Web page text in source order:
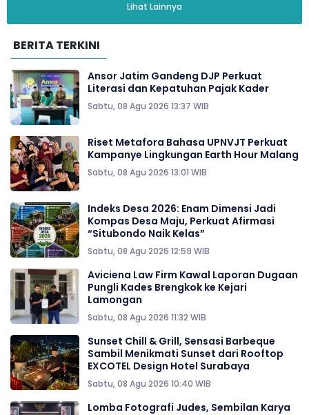
Lihat Lainnya
BERITA TERKINI
Ansor Jatim Gandeng DJP Perkuat
Literasi dan Kepatuhan Pajak Kader
Sabtu, 08 Agu 2026 13:37 WIB
Riset Metafora Bahasa UPNVJT Perkuat
Kampanye Lingkungan Earth Hour Malang
Sabtu, 08 Agu 2026 13:01 WIB
Indeks Desa 2026: Enam Dimensi Jadi
Kompas Desa Maju, Perkuat Afirmasi
“Situbondo Naik Kelas”
Sabtu, 08 Agu 2026 12:59 WIB
Aviciena Law Firm Kawal Laporan Dugaan
Pungli Kades Brengkok ke Kejari
Lamongan
Sabtu, 08 Agu 2026 11:32 WIB
Sunset Chill & Grill, Sensasi Barbeque
Sambil Menikmati Sunset dari Rooftop
EXCOTEL Design Hotel Surabaya
Sabtu, 08 Agu 2026 10:40 WIB
Lomba Fotografi Judes, Sembilan Karya